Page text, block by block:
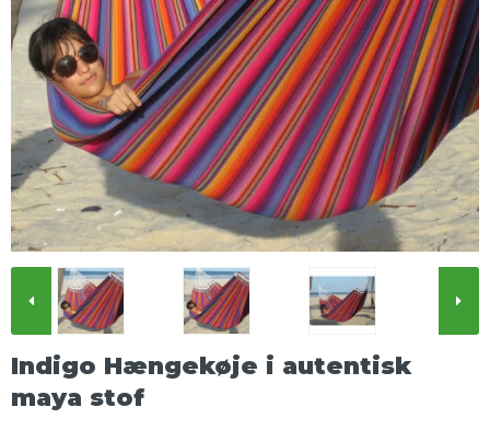
Indigo Hængekøje i autentisk
maya stof